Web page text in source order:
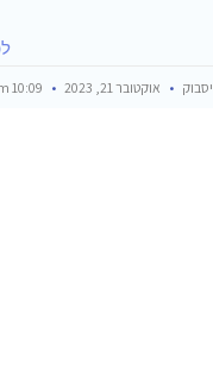
אוקטובר 21, 2023